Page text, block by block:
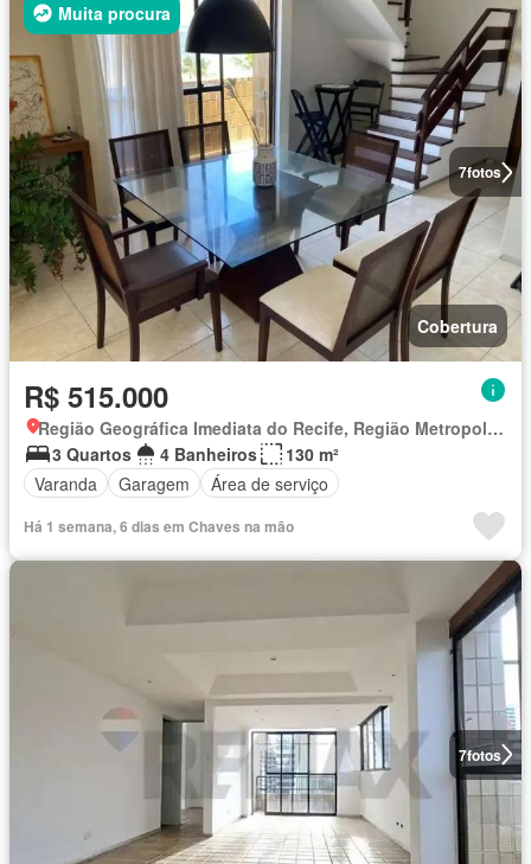
7fotos
Muita procura
Cobertura
R$ 515.000
Região Geográfica Imediata do Recife, Região Metropolitana do Recife
3 Quartos
4 Banheiros
130 m²
Varanda
Garagem Área de serviço
Há 1 semana, 6 dias em Chaves na mão
7fotos